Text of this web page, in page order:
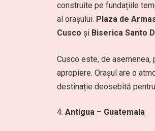
construite pe fundațiile
al orașului. Plaza de
Cusco și Biserica Santo
Cusco este, de asemenea,
apropiere. Orașul are o
destinație deosebită
Antigua – Guatemala